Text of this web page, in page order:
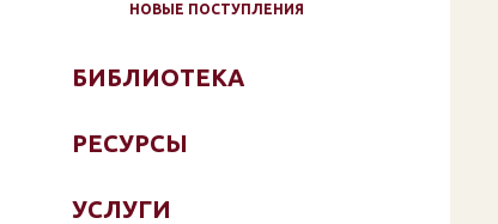
НОВЫЕ ПОСТУПЛЕНИЯ
БИБЛИОТЕКА
РЕСУРСЫ
УСЛУГИ